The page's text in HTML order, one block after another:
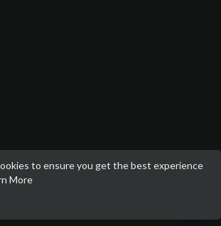
to ensure you get the best experience
More